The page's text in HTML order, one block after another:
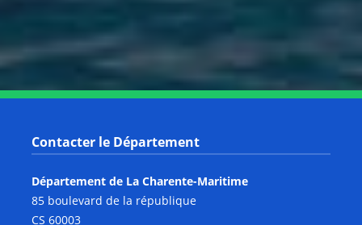
Contacter le Département
Département de La Charente-Maritime
85 boulevard de la république
CS 60003